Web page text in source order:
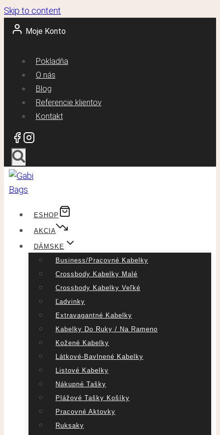
Skip to content
Moje Konto
Pokladňa
O nás
Blog
Referencie klientov
Kontakt
ESHOP
AKCIA
DÁMSKE
Business/pracovné Kabelky
Crossbody Kabelky Malé
Crossbody Kabelky Veľké
Ľadvinky
Extravagantné Kabelky
Kabelky Do Ruky / Na Rameno
Kožené Kabelky
Látkové-Bavlnené Kabelky
Listové Kabelky
Nákupné Tašky
Plážové Tašky Košíky
Pracovné Aktovky
Ruksaky